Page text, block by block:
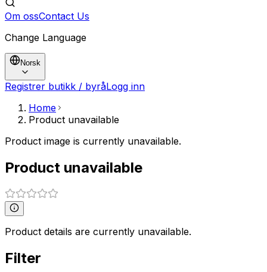
Om ossContact Us
Change Language
Norsk
Registrer butikk / byråLogg inn
Home
Product unavailable
Product image is currently unavailable.
Product unavailable
Product details are currently unavailable.
Filter